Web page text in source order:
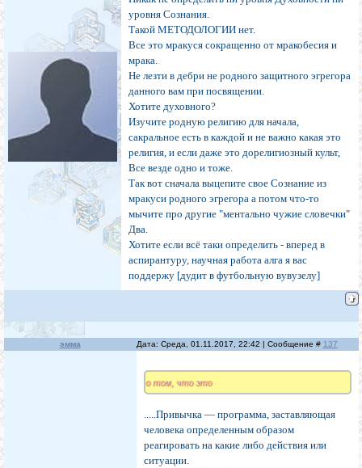
уровня Сознания.
Такой МЕТОДОЛОГИИ нет.
Все это мракуся сокращенно от мракобесия и
мрака.
Не лезти в дебри не родного защитного эгрегора
данного вам при посвящении.
Хотите духовного?
Изучите родную религию для начала,
сакральное есть в каждой и не важно какая это
религия, и если даже это дорелигиозный культ,
Все везде одно и тоже.
Так вот сначала выцепите свое Сознание из
мракуси родного эгрегора а потом что-то
мычите про другие "ментально чужие словечки"
Два.
Хотите если всё таки определить - вперед в
аспирантуру, научная работа алга я вас
поддержу [дудит в футбольную вувузелу]
эмма Дата: Среда, 01.11.2017, 22:42 | Сообщение # 137
о том, что это
.....Привычка — программа, заставляющая
человека определенным образом
реагировать на какие либо действия или
ситуации.